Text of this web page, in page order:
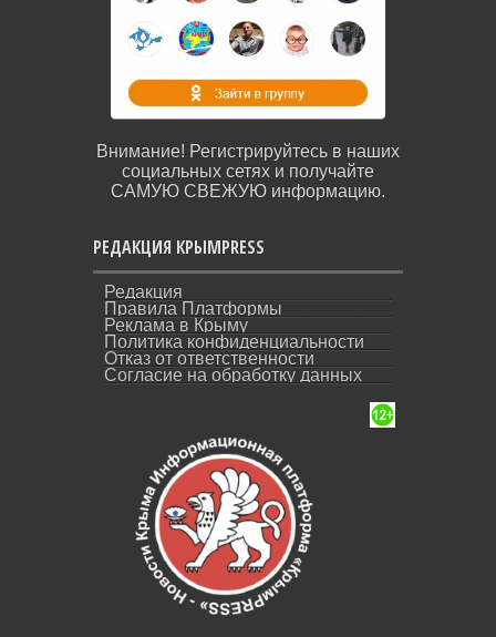
Внимание! Регистрируйтесь в наших
социальных сетях и получайте
САМУЮ СВЕЖУЮ информацию.
РЕДАКЦИЯ КРЫМPRESS
Редакция
Правила Платформы
Реклама в Крыму
Политика конфиденциальности
Отказ от ответственности
Согласие на обработку данных